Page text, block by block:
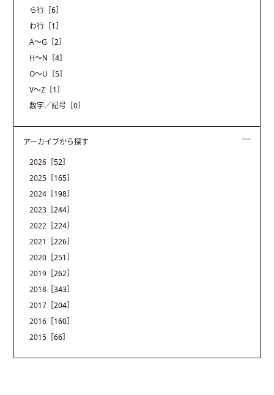
ら行 ［6］
わ行 ［1］
A〜G ［2］
H〜N ［4］
O〜U ［5］
V〜Z ［1］
数字／記号 ［0］
アーカイブから探す
2026 ［52］
2025 ［165］
2024 ［198］
2023 ［244］
2022 ［224］
2021
［226］
2020 ［251］
2019 ［262］
2018 ［343］
2017 ［204］
2016 ［160］
2015 ［66］